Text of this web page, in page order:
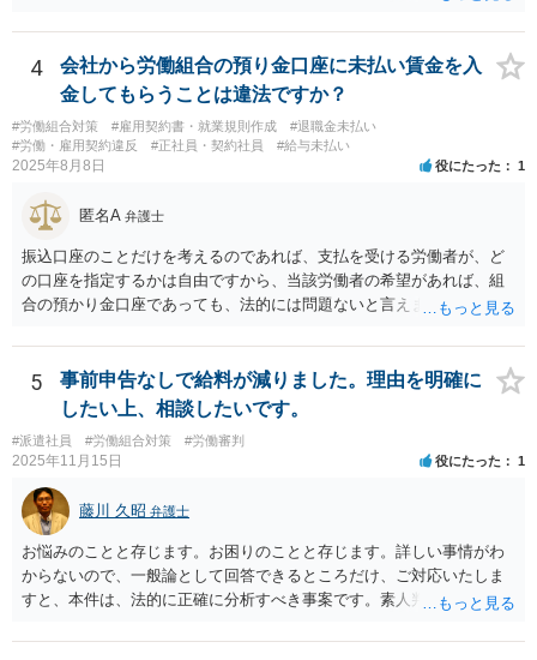
限らないです。損害賠償請求は可能ですが、損害との因果関係の立証
が容易ではないと思われます。客観的証拠が不可欠です。 ２ 休職期
間満了による退職・解雇について無効だと争える可能性が高いです。
法的責任をきちんと追及されたい場合には、労務管理と労働法にかな
り詳しく、上記に関係した法理等にも通じた弁護士等に相談し、法的
に正確に分析してもらい、今後の対応を検討するべきです。良い解決
4
会社から労働組合の預り金口座に未払い賃金を入
金してもらうことは違法ですか？
#労働組合対策 #雇用契約書・就業規則作成
#退職金未払い
#労働・雇用契約違反
#正社員・契約社員 #給与未払い
2025年8月8日 役にたった 1
匿名A 弁護士
振込口座のことだけを考えるのであれば、支払を受ける労働者が、ど
の口座を指定するかは自由ですから、当該労働者の希望があれば、組
合の預かり金口座であっても、法的には問題ないと言えます。 ただ
ると、場合によっては非弁の問題が生じる可能性が考えられます。
5
事前申告なしで給料が減りました。理由を明確に
したい上、相談したいです。
#派遣社員 #労働組合対策 #労働審判
2025年11月15日 役にたった 1
藤川 久昭 弁護士
お悩みのことと存じます。お困りのことと存じます。詳しい事情がわ
からないので、一般論として回答できるところだけ、ご対応いたしま
すと、本件は、法的に正確に分析すべき事案です。素人判断は大いに
しい案件です。労働組合への相談も有効です。就業規則の変更では変